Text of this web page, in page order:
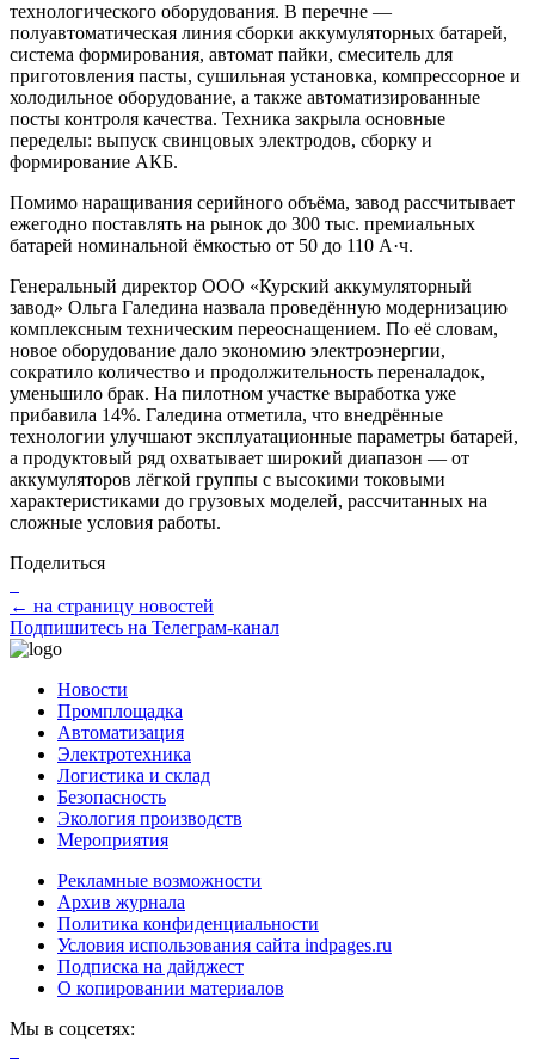
технологического оборудования. В перечне —
полуавтоматическая линия сборки аккумуляторных батарей,
система формирования, автомат пайки, смеситель для
приготовления пасты, сушильная установка, компрессорное и
холодильное оборудование, а также автоматизированные
посты контроля качества. Техника закрыла основные
переделы: выпуск свинцовых электродов, сборку и
формирование АКБ.
Помимо наращивания серийного объёма, завод рассчитывает
ежегодно поставлять на рынок до 300 тыс. премиальных
батарей номинальной ёмкостью от 50 до 110 А·ч.
Генеральный директор ООО «Курский аккумуляторный
завод» Ольга Галедина назвала проведённую модернизацию
комплексным техническим переоснащением. По её словам,
новое оборудование дало экономию электроэнергии,
сократило количество и продолжительность переналадок,
уменьшило брак. На пилотном участке выработка уже
прибавила 14%. Галедина отметила, что внедрённые
технологии улучшают эксплуатационные параметры батарей,
а продуктовый ряд охватывает широкий диапазон — от
аккумуляторов лёгкой группы с высокими токовыми
характеристиками до грузовых моделей, рассчитанных на
сложные условия работы.
Поделиться
← на страницу новостей
Подпишитесь на Телеграм-канал
Новости
Промплощадка
Автоматизация
Электротехника
Логистика и склад
Безопасность
Экология производств
Мероприятия
Рекламные возможности
Архив журнала
Политика конфиденциальности
Условия использования сайта indpages.ru
Подписка на дайджест
О копировании материалов
Мы в соцсетях: